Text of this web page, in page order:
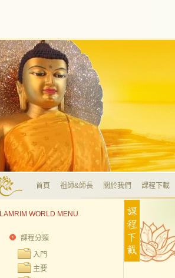
首頁 祖師&師長 關於我們 課程下載
LAMRIM WORLD MENU
課程分類
入門
主要